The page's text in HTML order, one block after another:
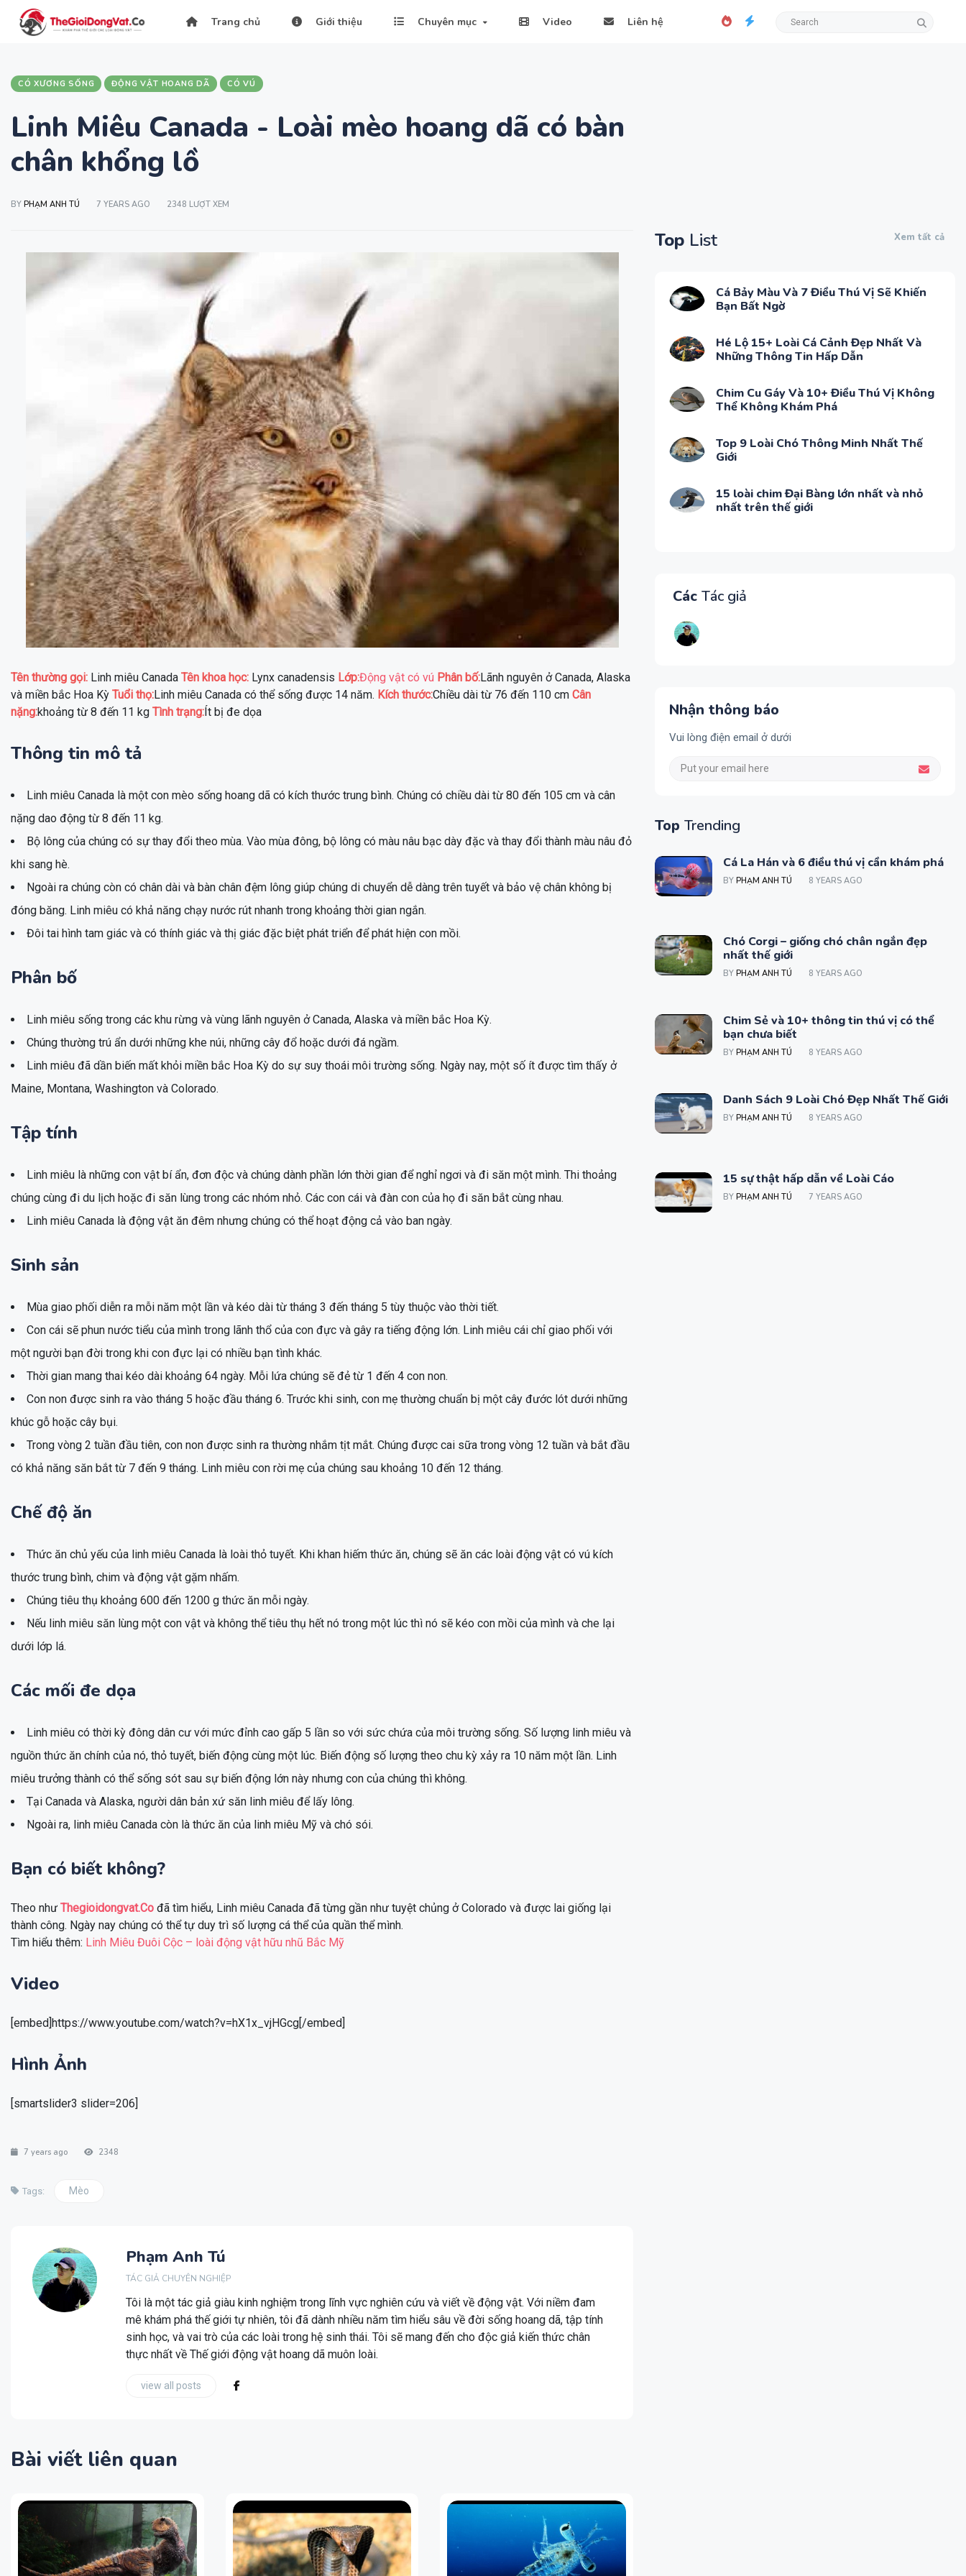
Trang chủ Giới thiệu Chuyên mục Video Liên hệ
CÓ XƯƠNG SỐNG ĐỘNG VẬT HOANG DÃ CÓ VÚ
Linh Miêu Canada - Loài mèo hoang dã có bàn
chân khổng lồ
BY PHẠM ANH TÚ 7 YEARS AGO 2348 LƯỢT XEM
Tên thường gọi: Linh miêu Canada Tên khoa học: Lynx canadensis Lớp:Động vật có vú Phân bố:Lãnh nguyên ở Canada, Alaska
và miền bắc Hoa Kỳ Tuổi thọ:Linh miêu Canada có thể sống được 14 năm. Kích thước:Chiều dài từ 76 đến 110 cm Cân
nặng:khoảng từ 8 đến 11 kg Tình trạng:Ít bị đe dọa
Thông tin mô tả
Linh miêu Canada là một con mèo sống hoang dã có kích thước trung bình. Chúng có chiều dài từ 80 đến 105 cm và cân
nặng dao động từ 8 đến 11 kg.
Bộ lông của chúng có sự thay đổi theo mùa. Vào mùa đông, bộ lông có màu nâu bạc dày đặc và thay đổi thành màu nâu đỏ
khi sang hè.
Ngoài ra chúng còn có chân dài và bàn chân đệm lông giúp chúng di chuyển dễ dàng trên tuyết và bảo vệ chân không bị
đóng băng. Linh miêu có khả năng chạy nước rút nhanh trong khoảng thời gian ngắn.
Đôi tai hình tam giác và có thính giác và thị giác đặc biệt phát triển để phát hiện con mồi.
Phân bố
Linh miêu sống trong các khu rừng và vùng lãnh nguyên ở Canada, Alaska và miền bắc Hoa Kỳ.
Chúng thường trú ẩn dưới những khe núi, những cây đổ hoặc dưới đá ngầm.
Linh miêu đã dần biến mất khỏi miền bắc Hoa Kỳ do sự suy thoái môi trường sống. Ngày nay, một số ít được tìm thấy ở
Maine, Montana, Washington và Colorado.
Tập tính
Linh miêu là những con vật bí ẩn, đơn độc và chúng dành phần lớn thời gian để nghỉ ngơi và đi săn một mình. Thi thoảng
chúng cùng đi du lịch hoặc đi săn lùng trong các nhóm nhỏ. Các con cái và đàn con của họ đi săn bắt cùng nhau.
Linh miêu Canada là động vật ăn đêm nhưng chúng có thể hoạt động cả vào ban ngày.
Sinh sản
Mùa giao phối diễn ra mỗi năm một lần và kéo dài từ tháng 3 đến tháng 5 tùy thuộc vào thời tiết.
Con cái sẽ phun nước tiểu của mình trong lãnh thổ của con đực và gây ra tiếng động lớn. Linh miêu cái chỉ giao phối với
một người bạn đời trong khi con đực lại có nhiều bạn tình khác.
Thời gian mang thai kéo dài khoảng 64 ngày. Mỗi lứa chúng sẽ đẻ từ 1 đến 4 con non.
Con non được sinh ra vào tháng 5 hoặc đầu tháng 6. Trước khi sinh, con mẹ thường chuẩn bị một cây đước lót dưới những
khúc gỗ hoặc cây bụi.
Trong vòng 2 tuần đầu tiên, con non được sinh ra thường nhắm tịt mắt. Chúng được cai sữa trong vòng 12 tuần và bắt đầu
có khả năng săn bắt từ 7 đến 9 tháng. Linh miêu con rời mẹ của chúng sau khoảng 10 đến 12 tháng.
Chế độ ăn
Thức ăn chủ yếu của linh miêu Canada là loài thỏ tuyết. Khi khan hiếm thức ăn, chúng sẽ ăn các loài động vật có vú kích
thước trung bình, chim và động vật gặm nhấm.
Chúng tiêu thụ khoảng 600 đến 1200 g thức ăn mỗi ngày.
Nếu linh miêu săn lùng một con vật và không thể tiêu thụ hết nó trong một lúc thì nó sẽ kéo con mồi của mình và che lại
dưới lớp lá.
Các mối đe dọa
Linh miêu có thời kỳ đông dân cư với mức đỉnh cao gấp 5 lần so với sức chứa của môi trường sống. Số lượng linh miêu và
nguồn thức ăn chính của nó, thỏ tuyết, biến động cùng một lúc. Biến động số lượng theo chu kỳ xảy ra 10 năm một lần. Linh
miêu trưởng thành có thể sống sót sau sự biến động lớn này nhưng con của chúng thì không.
Tại Canada và Alaska, người dân bản xứ săn linh miêu để lấy lông.
Ngoài ra, linh miêu Canada còn là thức ăn của linh miêu Mỹ và chó sói.
Bạn có biết không?
Theo như Thegioidongvat.Co đã tìm hiểu, Linh miêu Canada đã từng gần như tuyệt chủng ở Colorado và được lai giống lại
thành công. Ngày nay chúng có thể tự duy trì số lượng cá thể của quần thể mình.
Tìm hiểu thêm: Linh Miêu Đuôi Cộc – loài động vật hữu nhũ Bắc Mỹ
Video
[embed]https://www.youtube.com/watch?v=hX1x_vjHGcg[/embed]
Hình Ảnh
[smartslider3 slider=206]
7 years ago 2348
Tags: Mèo
Phạm Anh Tú
TÁC GIẢ CHUYÊN NGHIỆP
Tôi là một tác giả giàu kinh nghiệm trong lĩnh vực nghiên cứu và viết về động vật. Với niềm đam
mê khám phá thế giới tự nhiên, tôi đã dành nhiều năm tìm hiểu sâu về đời sống hoang dã, tập tính
sinh học, và vai trò của các loài trong hệ sinh thái. Tôi sẽ mang đến cho độc giả kiến thức chân
thực nhất về Thế giới động vật hoang dã muôn loài.
view all posts
Bài viết liên quan
Top List Xem tất cả
Cá Bảy Màu Và 7 Điều Thú Vị Sẽ Khiến
Bạn Bất Ngờ
Hé Lộ 15+ Loài Cá Cảnh Đẹp Nhất Và
Những Thông Tin Hấp Dẫn
Chim Cu Gáy Và 10+ Điều Thú Vị Không
Thể Không Khám Phá
Top 9 Loài Chó Thông Minh Nhất Thế
Giới
15 loài chim Đại Bàng lớn nhất và nhỏ
nhất trên thế giới
Các Tác giả
Nhận thông báo
Vui lòng điện email ở dưới
Top Trending
Cá La Hán và 6 điều thú vị cần khám phá
BY PHẠM ANH TÚ 8 YEARS AGO
Chó Corgi – giống chó chân ngắn đẹp
nhất thế giới
BY PHẠM ANH TÚ 8 YEARS AGO
Chim Sẻ và 10+ thông tin thú vị có thể
bạn chưa biết
BY PHẠM ANH TÚ 8 YEARS AGO
Danh Sách 9 Loài Chó Đẹp Nhất Thế Giới
BY PHẠM ANH TÚ 8 YEARS AGO
15 sự thật hấp dẫn về Loài Cáo
BY PHẠM ANH TÚ 7 YEARS AGO